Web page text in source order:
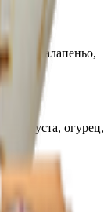
халапеньо,
капуста, огурец,
: 721